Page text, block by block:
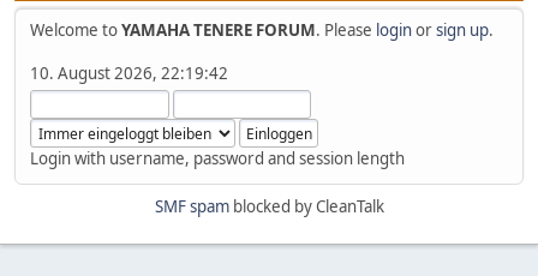
Welcome toYAMAHA TENERE FORUM. Please loginorsign up.
10. August 2026, 22:19:42
Login with username, password and session length
SMF spamblocked by CleanTalk